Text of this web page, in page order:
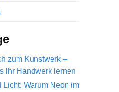
zum Kunstwerk –
ihr Handwerk lernen
Licht: Warum Neon im